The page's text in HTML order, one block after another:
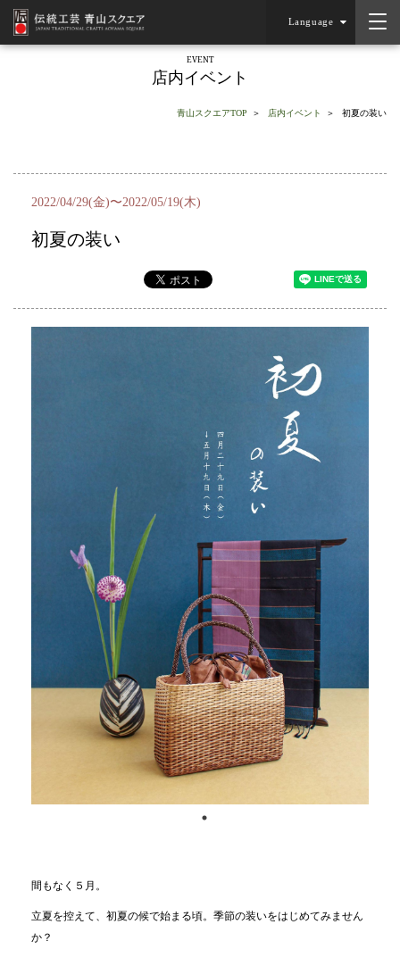
Language
EVENT
店内イベント
青山スクエアTOP 店内イベント 初夏の装い
2022/04/29(金)〜2022/05/19(木)
初夏の装い
間もなく５月。
立夏を控えて、初夏の候で始まる頃。季節の装いをはじめてみません
か？